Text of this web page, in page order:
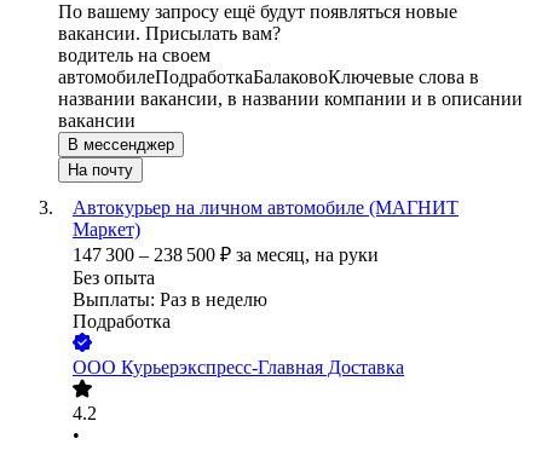
По вашему запросу ещё будут появляться новые
вакансии. Присылать вам?
водитель на своем
автомобилеПодработкаБалаковоКлючевые слова в
названии вакансии, в названии компании и в описании
вакансии
В мессенджер
На почту
Автокурьер на личном автомобиле (МАГНИТ
Маркет)
147 300 – 238 500 ₽ за месяц, на руки
Без опыта
Выплаты: Раз в неделю
Подработка
ООО Курьерэкспресс-Главная Доставка
4.2
•